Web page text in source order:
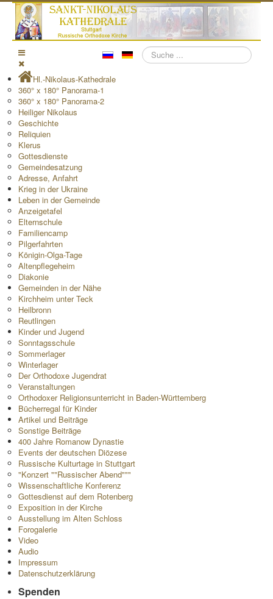
Suchen
Hl.-Nikolaus-Kathedrale
360° x 180° Panorama-1
360° x 180° Panorama-2
Heiliger Nikolaus
Geschichte
Reliquien
Klerus
Gottesdienste
Gemeindesatzung
Adresse, Anfahrt
Krieg in der Ukraine
Leben in der Gemeinde
Anzeigetafel
Elternschule
Familiencamp
Pilgerfahrten
Königin-Olga-Tage
Altenpflegeheim
Diakonie
Gemeinden in der Nähe
Kirchheim unter Teck
Heilbronn
Reutlingen
Kinder und Jugend
Sonntagsschule
Sommerlager
Winterlager
Der Orthodoxe Jugendrat
Veranstaltungen
Orthodoxer Religionsunterricht in Baden-Württemberg
Bücherregal für Kinder
Artikel und Beiträge
Sonstige Beiträge
400 Jahre Romanow Dynastie
Events der deutschen Diözese
Russische Kulturtage in Stuttgart
"Konzert ""Russischer Abend"""
Wissenschaftliche Konferenz
Gottesdienst auf dem Rotenberg
Exposition in der Kirche
Ausstellung im Alten Schloss
Forogalerie
Video
Audio
Impressum
Datenschutzerklärung
Spenden